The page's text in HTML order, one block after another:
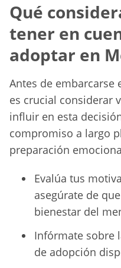
Qué
tener en
adoptar en
Antes de embarcarse
es crucial considerar
influir en esta
compromiso a largo
preparación
Evalúa tus
asegúrate de
bienestar del
Infórmate sobre
de adopción